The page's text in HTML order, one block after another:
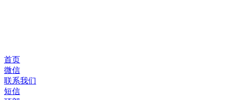
首页
微信
联系我们
短信